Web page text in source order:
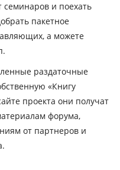
семинаров и поехать
пакетное
а можете
раздаточные
«Книгу
проекта они получат
форума,
от партнеров и